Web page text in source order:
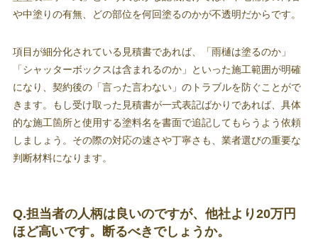
や中塗りの有無、どの部位を何回塗るのかが不透明だからです。
項目が細分化されている見積書であれば、「雨樋は塗るのか」
「シャッターボックスは含まれるのか」といった施工範囲が明確
になり、契約後の「言った言わない」のトラブルを防ぐことがで
きます。もし受け取った見積書が一式表記ばかりであれば、具体
的な施工箇所と使用する塗料名を書面で追記してもらうよう依頼
しましょう。その際の対応の速さや丁寧さも、業者選びの重要な
判断材料になります。
Q.担当者の人柄は良いのですが、他社より20万円
ほど高いです。断るべきでしょうか。